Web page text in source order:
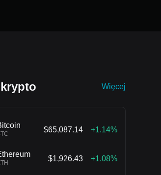
Więcej
$65,087.14 +1.14%
$1,926.43 +1.08%